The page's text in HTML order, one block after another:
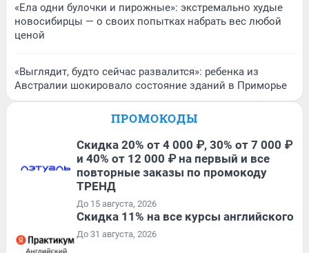
«Ела одни булочки и пирожные»: экстремально худые
новосибирцы — о своих попытках набрать вес любой
ценой
«Выглядит, будто сейчас развалится»: ребенка из
Австралии шокировало состояние зданий в Приморье
ПРОМОКОДЫ
Скидка 20% от 4 000 ₽, 30% от 7 000 ₽
и 40% от 12 000 ₽ на первый и все
повторные заказы по промокоду
ТРЕНД
До 15 августа, 2026
Скидка 11% на все курсы английского
До 31 августа, 2026